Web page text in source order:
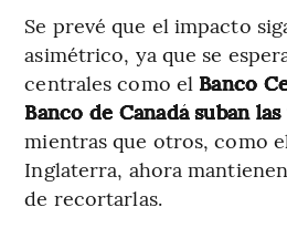
Se prevé que el impacto
asimétrico, ya que se
centrales como el Banco
Banco de Canadá suban
mientras que otros, como
Inglaterra, ahora
de recortarlas.